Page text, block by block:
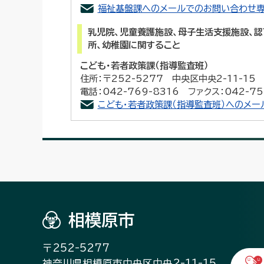
福祉基盤課へのメールでのお問い合わせ
乳児院、児童養護施設、母子生活支援施設、
所、幼稚園に関すること
こども・若者政策課（指導監査班）
住所：〒252-5277 中央区中央2-11-15
電話：042-769-8316 ファクス：042-
こども・若者政策課（指導監査班）へのメ
相模原市
〒252-5277